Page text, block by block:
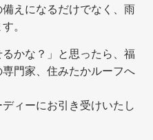
えになるだけでなく、雨
。
るかな？」と思ったら、福
門家、住みたかルーフへ
ィーにお引き受けいたし